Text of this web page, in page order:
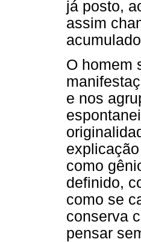
já posto,
assim
O homem
e nos
como
definido,
como se
conserva
pensar